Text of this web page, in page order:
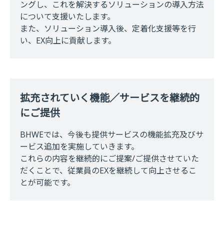
ングし、これを解決するソリューションの導入方法
について支援いたします。
また、ソリューション導入後、定着化支援等を行
い、EX向上に貢献します。
拡充されていく機能／サービスを継続的
にご提供
BHWEでは、今後も提供サービスの機能拡充及びサ
ービス追加を実施していきます。
これらの内容を継続的にご提案/ご提供させていた
だくことで、従業員のEXを継続して向上させるこ
とが可能です。